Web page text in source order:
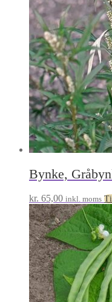
Bynke,
kr. 65,00 inkl. moms